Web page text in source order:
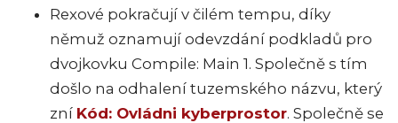
Rexové pokračují v čilém tempu, díky
němuž oznamují odevzdání podkladů pro
dvojkovku Compile: Main 1. Společně s tím
došlo na odhalení tuzemského názvu, který
zní Kód: Ovládni kyberprostor. Společně se